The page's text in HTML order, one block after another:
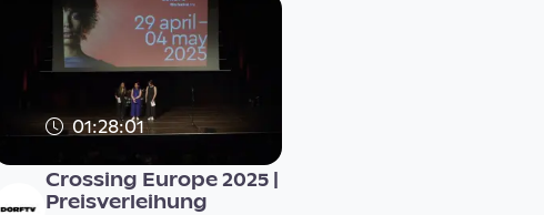
01:28:01
Crossing Europe Pr
Crossing Europe 2025 |
Preisverleihung